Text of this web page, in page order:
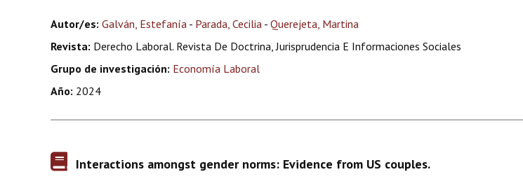
Autor/es: Galván, Estefanía - Parada, Cecilia - Querejeta, Martina
Revista: Derecho Laboral. Revista De Doctrina, Jurisprudencia E Informaciones Sociales
Grupo de investigación: Economía Laboral
Año: 2024
Interactions amongst gender norms: Evidence from US couples.